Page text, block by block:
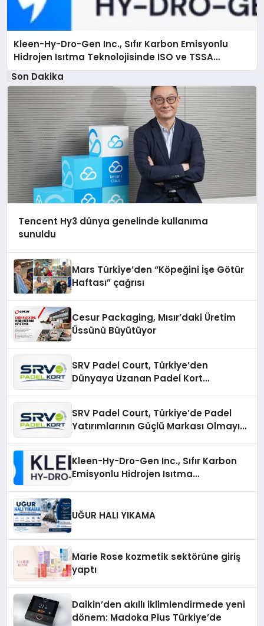
Kleen-Hy-Dro-Gen Inc., Sıfır Karbon Emisyonlu
Hidrojen Isıtma Teknolojisinde ISO ve TSSA
Düzenleyici Onaylarını Aldı
Son Dakika
Tencent Hy3 dünya genelinde kullanıma
sunuldu
Mars Türkiye’den “Köpeğini İşe Götür
Haftası” çağrısı
Cesur Packaging, Mısır’daki Üretim
Üssünü Büyütüyor
SRV Padel Court, Türkiye’den
Dünyaya Uzanan Padel Kort
SRV Padel Court, Türkiye’de Padel
Yatırımlarının Güçlü Markası Olmayı
Kleen-Hy-Dro-Gen Inc., Sıfır Karbon
Emisyonlu Hidrojen Isıtma
UĞUR HALI YIKAMA
Marie Rose kozmetik sektörüne giriş
yaptı
Daikin’den akıllı iklimlendirmede yeni
dönem: Madoka Plus Türkiye’de